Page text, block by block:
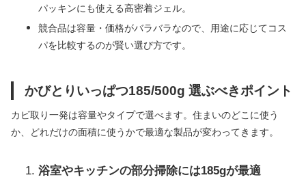
パッキンにも使える高密着ジェル。
競合品は容量・価格がバラバラなので、用途に応じてコス
パを比較するのが賢い選び方です。
かびとりいっぱつ185/500g 選ぶべきポイント
カビ取り一発は容量やタイプで選べます。住まいのどこに使う
か、どれだけの面積に使うかで最適な製品が変わってきます。
浴室やキッチンの部分掃除には185gが最適